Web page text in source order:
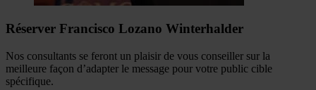
Réserver Francisco Lozano Winterhalder
Nos consultants se feront un plaisir de vous conseiller sur la
meilleure façon d’adapter le message pour votre public cible
spécifique.